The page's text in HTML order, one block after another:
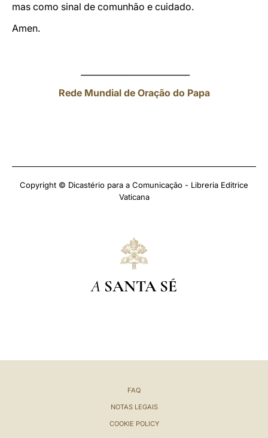
mas como sinal de comunhão e cuidado.
Amen.
Rede Mundial de Oração do Papa
Copyright © Dicastério para a Comunicação - Libreria Editrice
Vaticana
A SANTA SÉ
FAQ
NOTAS LEGAIS
COOKIE POLICY